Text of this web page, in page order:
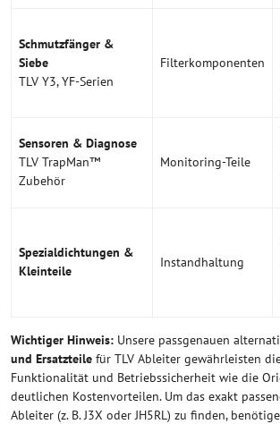
Schmutzfänger &
Siebe
TLV Y3, YF-Serien
Filterkomponenten
Sensoren & Diagnose
TLV TrapMan™
Zubehör
Monitoring-Teile
Spezialdichtungen &
Kleinteile
Instandhaltung
Wichtiger Hinweis: Unsere passgenauen
und Ersatzteile für TLV Ableiter gewährleisten
Funktionalität und Betriebssicherheit wie die
deutlichen Kostenvorteilen. Um das exakt
Ableiter (z. B. J3X oder JH5RL) zu finden,